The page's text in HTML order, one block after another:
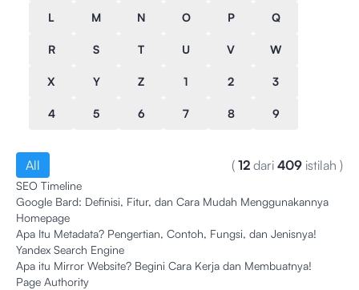
L M N O P Q
R S T U V W
X Y Z 1 2 3
4 5 6 7 8 9
All ( 12 dari 409 istilah )
SEO Timeline
Google Bard: Definisi, Fitur, dan Cara Mudah Menggunakannya
Homepage
Apa Itu Metadata? Pengertian, Contoh, Fungsi, dan Jenisnya!
Yandex Search Engine
Apa itu Mirror Website? Begini Cara Kerja dan Membuatnya!
Page Authority